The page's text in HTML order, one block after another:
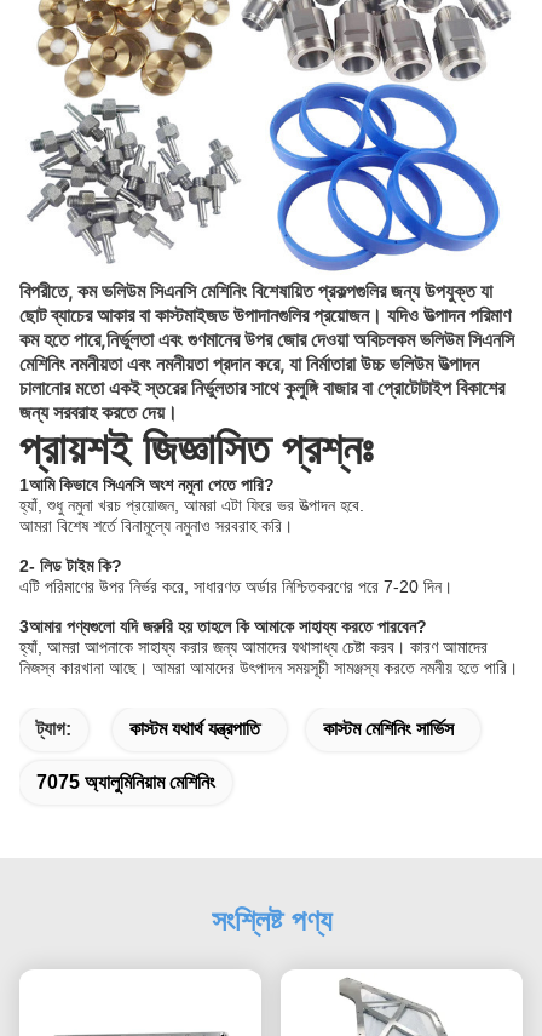
বিপরীতে, কম ভলিউম সিএনসি মেশিনিং বিশেষায়িত প্রকল্পগুলির জন্য উপযুক্ত যা
ছোট ব্যাচের আকার বা কাস্টমাইজড উপাদানগুলির প্রয়োজন। যদিও উত্পাদন পরিমাণ
কম হতে পারে,নির্ভুলতা এবং গুণমানের উপর জোর দেওয়া অবিচলকম ভলিউম সিএনসি
মেশিনিং নমনীয়তা এবং নমনীয়তা প্রদান করে, যা নির্মাতারা উচ্চ ভলিউম উত্পাদন
চালানোর মতো একই স্তরের নির্ভুলতার সাথে কুলুঙ্গি বাজার বা প্রোটোটাইপ বিকাশের
জন্য সরবরাহ করতে দেয়।
প্রায়শই জিজ্ঞাসিত প্রশ্নঃ
1আমি কিভাবে সিএনসি অংশ নমুনা পেতে পারি?
হ্যাঁ, শুধু নমুনা খরচ প্রয়োজন, আমরা এটা ফিরে ভর উত্পাদন হবে.
আমরা বিশেষ শর্তে বিনামূল্যে নমুনাও সরবরাহ করি।
2- লিড টাইম কি?
এটি পরিমাণের উপর নির্ভর করে, সাধারণত অর্ডার নিশ্চিতকরণের পরে 7-20 দিন।
3আমার পণ্যগুলো যদি জরুরি হয় তাহলে কি আমাকে সাহায্য করতে পারবেন?
হ্যাঁ, আমরা আপনাকে সাহায্য করার জন্য আমাদের যথাসাধ্য চেষ্টা করব। কারণ আমাদের
নিজস্ব কারখানা আছে। আমরা আমাদের উৎপাদন সময়সূচী সামঞ্জস্য করতে নমনীয় হতে পারি।
ট্যাগ: কাস্টম যথার্থ যন্ত্রপাতি কাস্টম মেশিনিং সার্ভিস
7075 অ্যালুমিনিয়াম মেশিনিং
সংশ্লিষ্ট পণ্য